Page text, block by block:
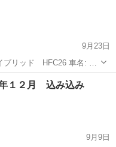
9月23日
ブリッド HFC26 車名: グ
式: − 走行:125000(実走行)
ッド
１２月 込み込み
9月9日